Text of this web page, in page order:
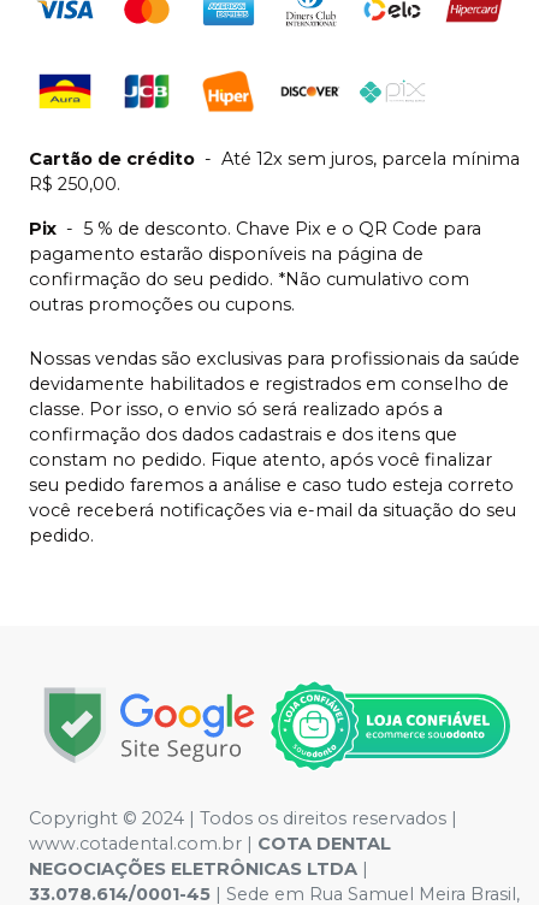
Cartão de crédito - Até 12x sem juros, parcela mínima
R$ 250,00.
Pix - 5 % de desconto. Chave Pix e o QR Code para
pagamento estarão disponíveis na página de
confirmação do seu pedido. *Não cumulativo com
outras promoções ou cupons.
Nossas vendas são exclusivas para profissionais da saúde
devidamente habilitados e registrados em conselho de
classe. Por isso, o envio só será realizado após a
confirmação dos dados cadastrais e dos itens que
constam no pedido. Fique atento, após você finalizar
seu pedido faremos a análise e caso tudo esteja correto
você receberá notificações via e-mail da situação do seu
pedido.
Copyright © 2024 | Todos os direitos reservados |
www.cotadental.com.br | COTA DENTAL
NEGOCIAÇÕES ELETRÔNICAS LTDA |
33.078.614/0001-45 | Sede em Rua Samuel Meira Brasil,